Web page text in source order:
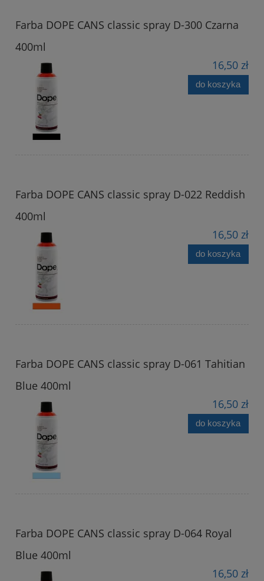
Farba DOPE CANS classic spray D-300 Czarna
400ml
16,50 zł
do koszyka
Farba DOPE CANS classic spray D-022 Reddish
400ml
16,50 zł
do koszyka
Farba DOPE CANS classic spray D-061 Tahitian
Blue 400ml
16,50 zł
do koszyka
Farba DOPE CANS classic spray D-064 Royal
Blue 400ml
16,50 zł